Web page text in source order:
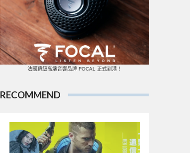
法國頂級高端音響品牌 FOCAL 正式到港！
RECOMMEND